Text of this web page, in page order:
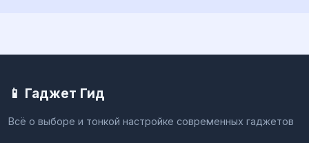
📱 Гаджет Гид
Всё о выборе и тонкой настройке современных гаджетов